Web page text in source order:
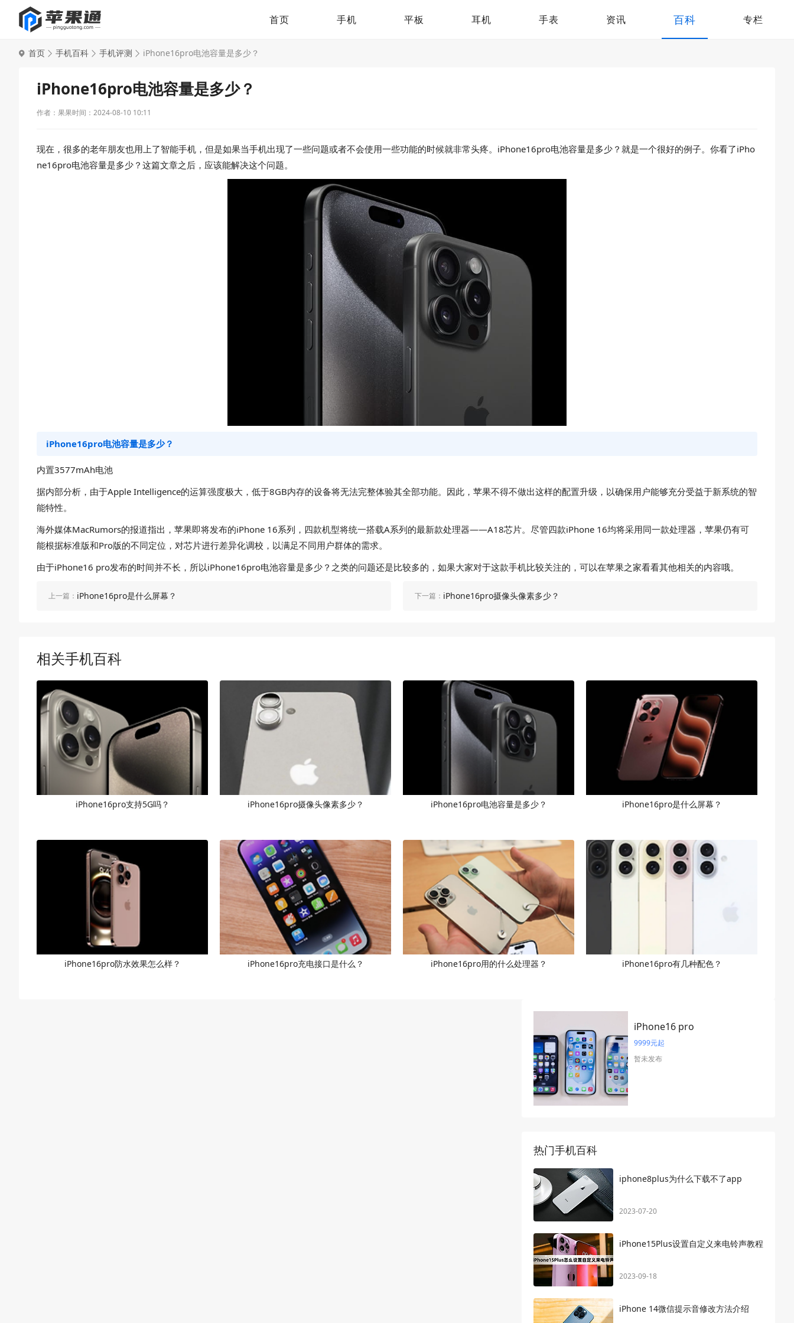
首页 手机 平板 耳机 手表 资讯 百科 专栏
首页 手机百科 手机评测 iPhone16pro电池容量是多少？
iPhone16pro电池容量是多少？
作者：果果时间：2024-08-10 10:11
现在，很多的老年朋友也用上了智能手机，但是如果当手机出现了一些问题或者不会使用一些功能的时候就非常头疼。iPhone16pro电池容量是多少？就是一个很好的例子。你看了iPho
ne16pro电池容量是多少？这篇文章之后，应该能解决这个问题。
iPhone16pro电池容量是多少？
内置3577mAh电池
据内部分析，由于Apple Intelligence的运算强度极大，低于8GB内存的设备将无法完整体验其全部功能。因此，苹果不得不做出这样的配置升级，以确保用户能够充分受益于新系统的智
能特性。
海外媒体MacRumors的报道指出，苹果即将发布的iPhone 16系列，四款机型将统一搭载A系列的最新款处理器——A18芯片。尽管四款iPhone 16均将采用同一款处理器，苹果仍有可
能根据标准版和Pro版的不同定位，对芯片进行差异化调校，以满足不同用户群体的需求。
由于iPhone16 pro发布的时间并不长，所以iPhone16pro电池容量是多少？之类的问题还是比较多的，如果大家对于这款手机比较关注的，可以在苹果之家看看其他相关的内容哦。
上一篇： iPhone16pro是什么屏幕？ 下一篇： iPhone16pro摄像头像素多少？
相关手机百科
iPhone16pro支持5G吗？ iPhone16pro摄像头像素多少？ iPhone16pro电池容量是多少？ iPhone16pro是什么屏幕？
iPhone16pro防水效果怎么样？ iPhone16pro充电接口是什么？ iPhone16pro用的什么处理器？ iPhone16pro有几种配色？
iPhone16 pro
9999元起
暂未发布
热门手机百科
iphone8plus为什么下载不了app
2023-07-20
iPhone15Plus设置自定义来电铃声教程
2023-09-18
iPhone 14微信提示音修改方法介绍